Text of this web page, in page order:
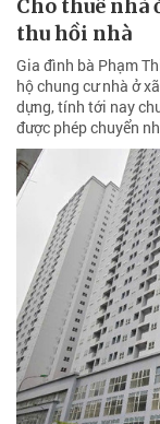
Cho thuê nhà
thu hồi nhà
Gia đình bà Phạm
hộ chung cư nhà ở
dựng, tính tới nay
được phép chuyển